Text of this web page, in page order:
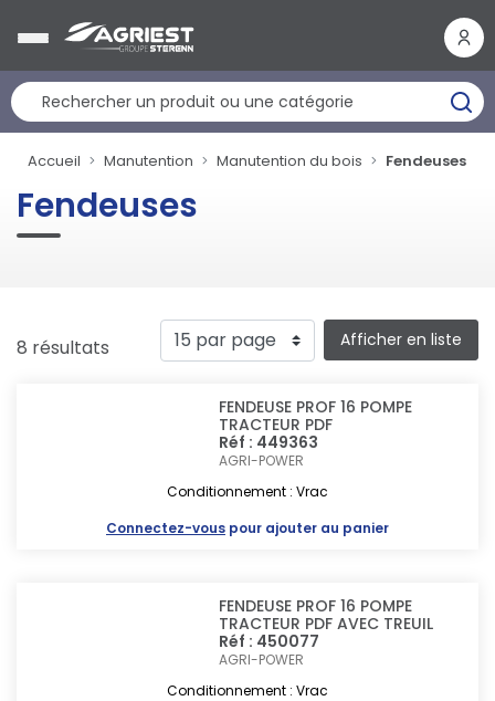
Accueil Manutention Manutention du bois Fendeuses
Fendeuses
8 résultats Afficher en liste
FENDEUSE PROF 16 POMPE
TRACTEUR PDF
Réf : 449363
AGRI-POWER
Conditionnement : Vrac
Connectez-vous pour ajouter au panier
FENDEUSE PROF 16 POMPE
TRACTEUR PDF AVEC TREUIL
Réf : 450077
AGRI-POWER
Conditionnement : Vrac